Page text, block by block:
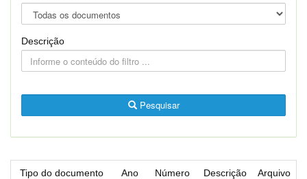
Descrição
Pesquisar
Tipo do documento Ano Número Descrição Arquivo